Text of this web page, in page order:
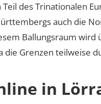
des Trinationalen
auch die
Ballungsraum
die Grenzen teilweise
in